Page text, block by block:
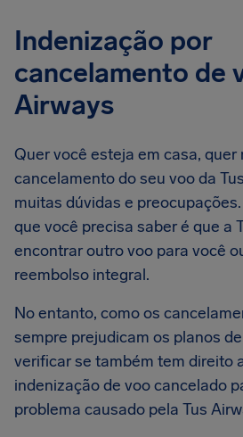
Indenização por
cancelamento de
Airways
Quer você esteja em casa, quer
cancelamento do seu voo da
muitas dúvidas e
que você precisa saber é que a
encontrar outro voo para você
reembolso integral.
No entanto, como os
sempre prejudicam os planos
verificar se também tem direito
indenização de voo cancelado
problema causado pela Tus